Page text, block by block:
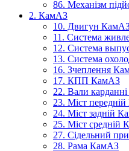
86. Механізм
2. КамАЗ
10. Двигун
11. Система
12. Система
13. Система
16. Зчеплення
17. КПП КамАЗ
22. Вали
23. Міст
24. Міст задній
25. Міст средній
27. Сідельний
28. Рама КамАЗ